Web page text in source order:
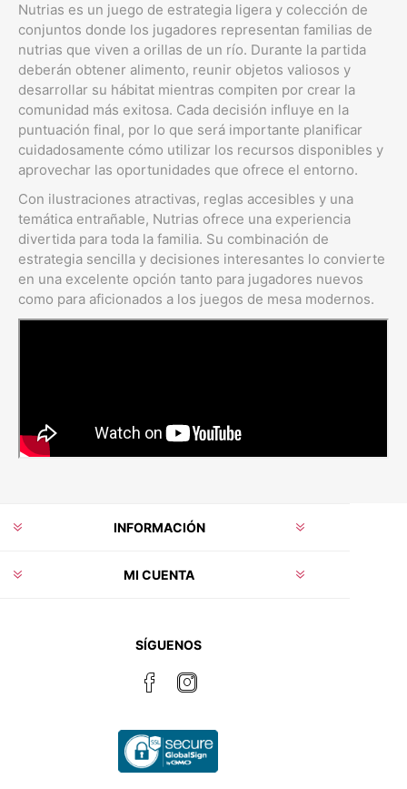
Nutrias es un juego de estrategia ligera y colección de
conjuntos donde los jugadores representan familias de
nutrias que viven a orillas de un río. Durante la partida
deberán obtener alimento, reunir objetos valiosos y
desarrollar su hábitat mientras compiten por crear la
comunidad más exitosa. Cada decisión influye en la
puntuación final, por lo que será importante planificar
cuidadosamente cómo utilizar los recursos disponibles y
aprovechar las oportunidades que ofrece el entorno.
Con ilustraciones atractivas, reglas accesibles y una
temática entrañable, Nutrias ofrece una experiencia
divertida para toda la familia. Su combinación de
estrategia sencilla y decisiones interesantes lo convierte
en una excelente opción tanto para jugadores nuevos
como para aficionados a los juegos de mesa modernos.
INFORMACIÓN
MI CUENTA
SÍGUENOS